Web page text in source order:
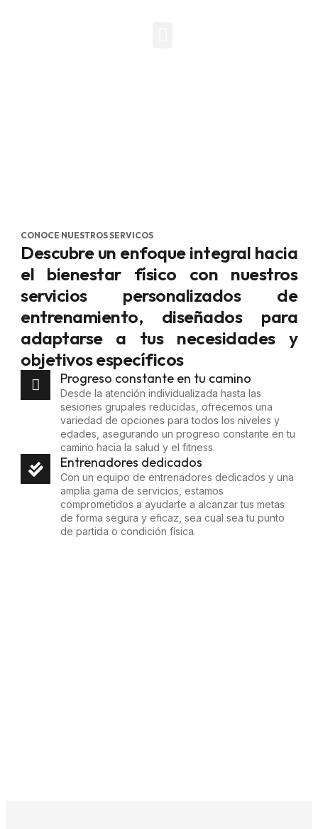
CONOCE NUESTROS SERVICOS
Descubre un enfoque integral hacia
el bienestar físico con nuestros
servicios personalizados de
entrenamiento, diseñados para
adaptarse a tus necesidades y
objetivos específicos
Progreso constante en tu camino
Desde la atención individualizada hasta las
sesiones grupales reducidas, ofrecemos una
variedad de opciones para todos los niveles y
edades, asegurando un progreso constante en tu
camino hacia la salud y el fitness.
Entrenadores dedicados
Con un equipo de entrenadores dedicados y una
amplia gama de servicios, estamos
comprometidos a ayudarte a alcanzar tus metas
de forma segura y eficaz, sea cual sea tu punto
de partida o condición física.